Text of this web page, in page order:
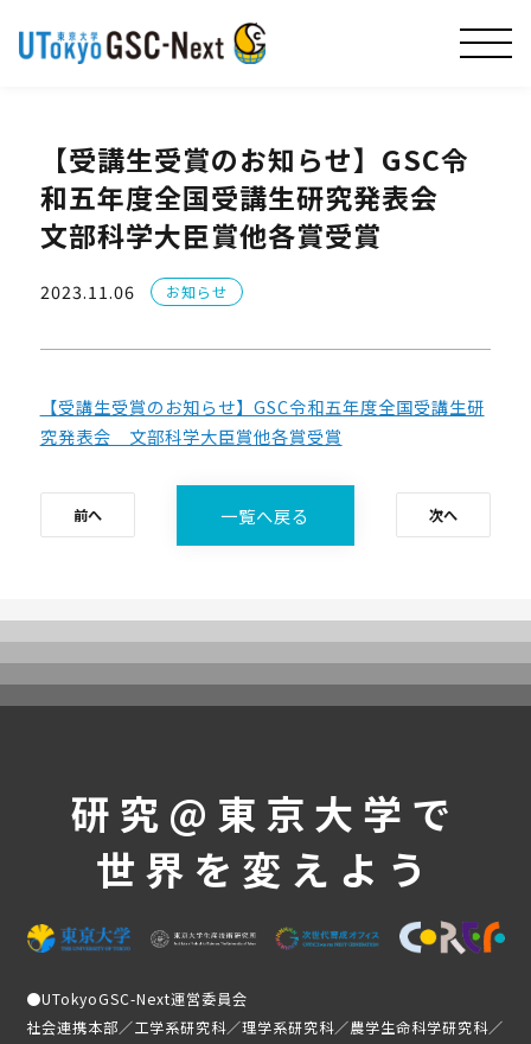
プログラム紹介
第一段階
これまでの活動・成果
講義映像
実績と成果
活動レポート
メンバー紹介
【受講生受賞のお知らせ】GSC令
和五年度全国受講生研究発表会
文部科学大臣賞他各賞受賞
2023.11.06 お知らせ
【受講生受賞のお知らせ】GSC令和五年度全国受講生研
究発表会 文部科学大臣賞他各賞受賞
前へ 一覧へ戻る 次へ
研究@東京大学で
世界を変えよう
●UTokyoGSC-Next運営委員会
社会連携本部／工学系研究科／理学系研究科／農学生命科学研究科／